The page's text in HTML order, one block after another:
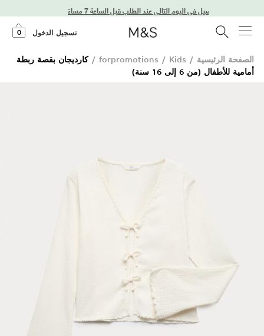
توصيل في اليوم التالي عند الطلب قبل الساعة 7 مساءً
تسجيل الدخول 0
الصفحة الرئيسية /
forpromotions / Kids
/ كارديجان بقصة ربطة
أمامية للأطفال (من 6 إلى 16 سنة)